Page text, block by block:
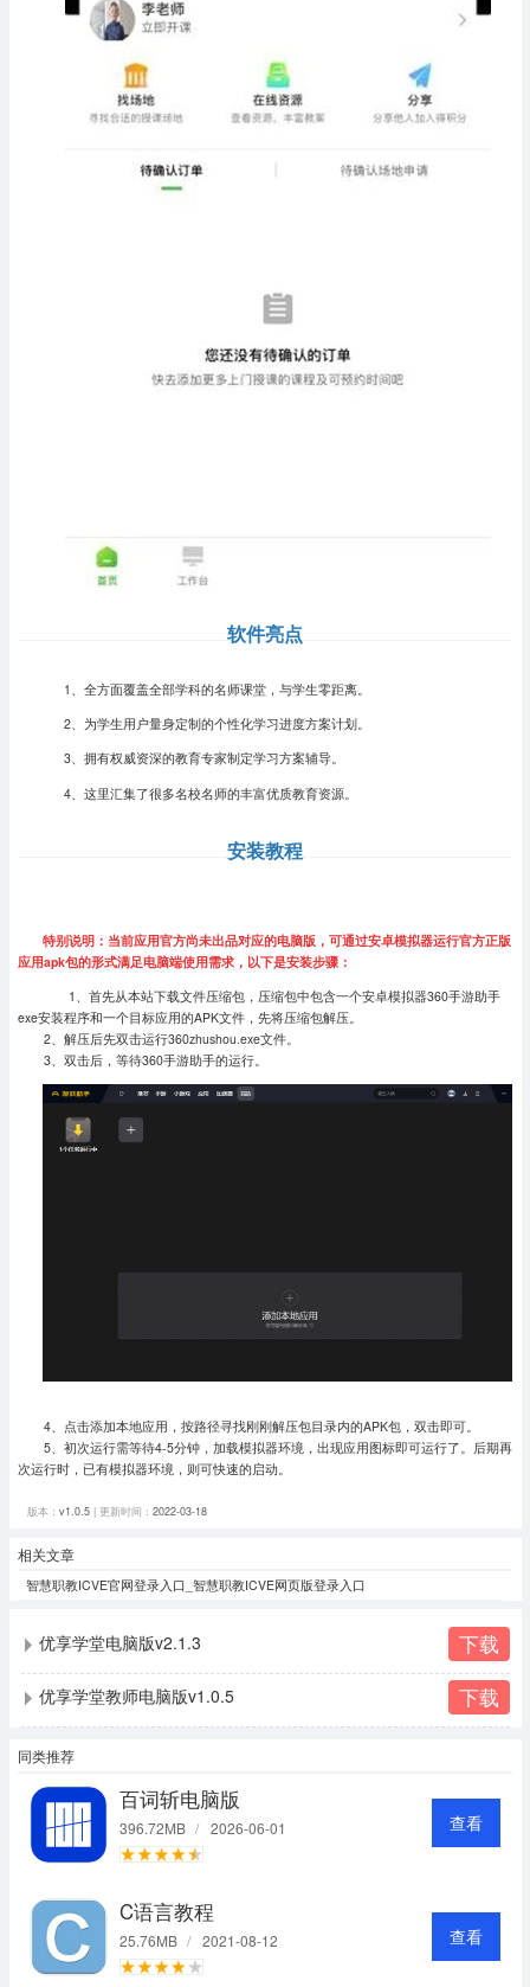
软件亮点
1、全方面覆盖全部学科的名师课堂，与学生零距离。
2、为学生用户量身定制的个性化学习进度方案计划。
3、拥有权威资深的教育专家制定学习方案辅导。
4、这里汇集了很多名校名师的丰富优质教育资源。
安装教程
特别说明：当前应用官方尚未出品对应的电脑版，可通过安卓模拟器运行官方正版
应用apk包的形式满足电脑端使用需求，以下是安装步骤：
1、首先从本站下载文件压缩包，压缩包中包含一个安卓模拟器360手游助手
exe安装程序和一个目标应用的APK文件，先将压缩包解压。
2、解压后先双击运行360zhushou.exe文件。
3、双击后，等待360手游助手的运行。
4、点击添加本地应用，按路径寻找刚刚解压包目录内的APK包，双击即可。
5、初次运行需等待4-5分钟，加载模拟器环境，出现应用图标即可运行了。
后期再
次运行时，已有模拟器环境，则可快速的启动。
版本： v1.0.5| 更新时间： 2022-03-18
相关文章
智慧职教ICVE官网登录入口_智慧职教ICVE网页版登录入口
优享学堂电脑版v2.1.3 下载
优享学堂教师电脑版v1.0.5 下载
同类推荐
百词斩电脑版
396.72MB / 2026-06-01 查看
C语言教程
25.76MB / 2021-08-12 查看